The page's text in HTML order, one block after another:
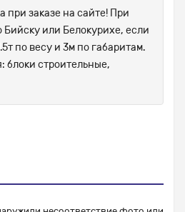
при заказе на сайте! При
Бийску или Белокурихе, если
по весу и 3м по габаритам.
строительные,